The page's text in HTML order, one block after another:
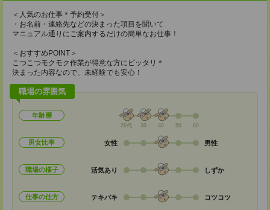
＜人気のお仕事＊予約受付＞
・お名前・連絡先などの決まった項目を聞いて
マニュアル通りにご案内するだけの簡単なお仕事！
＜おすすめPOINT＞
こつこつモクモク作業が得意な方にピッタリ＊
決まった内容なので、未経験でも安心！
職場の雰囲気
年齢層
20代 30 40 50 60
男女比率 女性 男性
職場の様子 活気あり しずか
仕事の仕方 テキパキ コツコツ